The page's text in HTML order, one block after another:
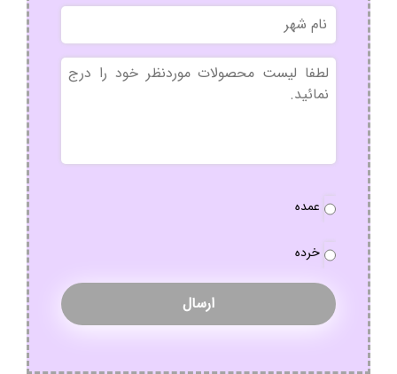
نام
شهر
بدون
عنوان
نوع
عمده
خرده